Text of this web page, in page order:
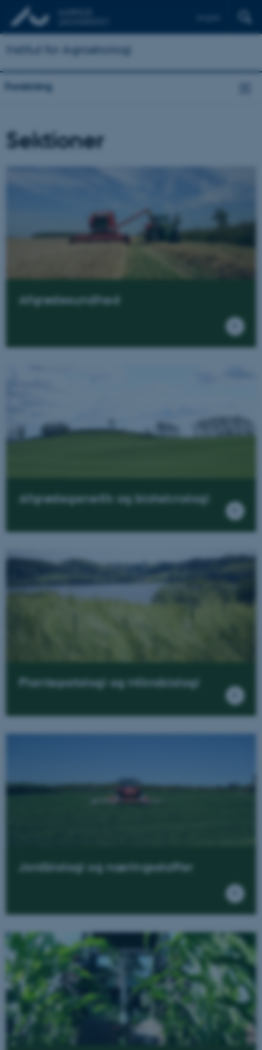
Institut for Agroøkologi
Forskning
Sektioner
Afgrødesundhed
Afgrødegenetik og bioteknologi
Plantepatologi og Mikrobiologi
Jordbiologi og næringsstoffer